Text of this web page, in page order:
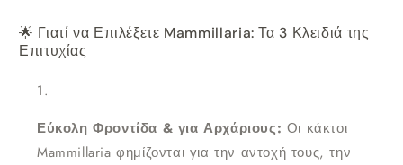
🌟 Γιατί να Επιλέξετε Mammillaria: Τα 3 Κλειδιά της
Επιτυχίας
Εύκολη Φροντίδα & για Αρχάριους: Οι κάκτοι
Mammillaria φημίζονται για την αντοχή τους, την